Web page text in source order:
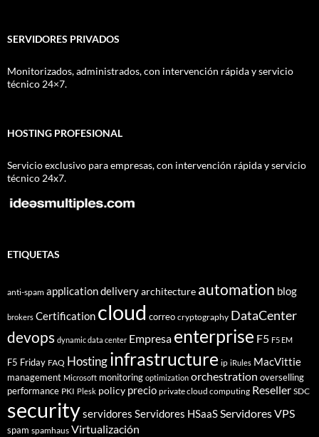
SERVIDORES PRIVADOS
Monitorizados, administrados, con intervención rápida y servicio
técnico 24×7.
HOSTING PROFESIONAL
Servicio exclusivo para empresas, con intervención rápida y servicio
técnico 24x7.
ETIQUETAS
anti-spam application deliveryarchitecture automation blog
brokers Certification cloud correo cryptography DataCenter
devops dynamic data center Empresa enterprise F5 F5 EM
F5 Friday FAQ Hostinginfrastructure ip iRules MacVittie
management Microsoft monitoring optimization orchestration overselling
performance PKI Plesk policy precio private cloud computing Reseller SDC
securityservidores Servidores HSaaSServidores VPS
spam spamhaus Virtualización